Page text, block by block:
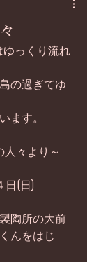
の過ぎてゆ
ます。
家の人々より～
日(日)
陶所の大前
んをはじ